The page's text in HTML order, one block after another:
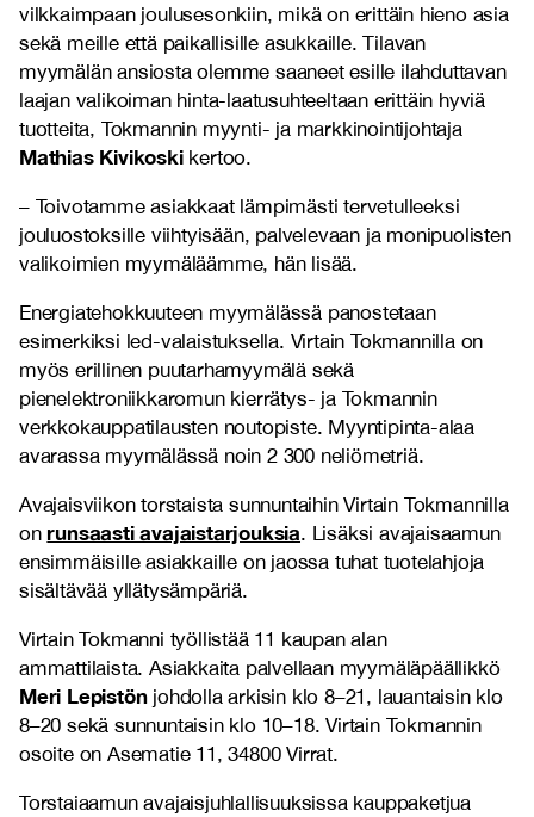
vilkkaimpaan joulusesonkiin, mikä on erittäin hieno asia
sekä meille että paikallisille asukkaille. Tilavan
myymälän ansiosta olemme saaneet esille ilahduttavan
laajan valikoiman hinta-laatusuhteeltaan erittäin hyviä
tuotteita, Tokmannin myynti- ja markkinointijohtaja
Mathias Kivikoskikertoo.
– Toivotamme asiakkaat lämpimästi tervetulleeksi
jouluostoksille viihtyisään, palvelevaan ja monipuolisten
valikoimien myymäläämme, hän lisää.
Energiatehokkuuteen myymälässä panostetaan
esimerkiksi led-valaistuksella. Virtain Tokmannilla on
myös erillinen puutarhamyymälä sekä
pienelektroniikkaromun kierrätys- ja Tokmannin
verkkokauppatilausten noutopiste. Myyntipinta-alaa
avarassa myymälässä noin 2 300 neliömetriä.
Avajaisviikon torstaista sunnuntaihin Virtain Tokmannilla
on runsaasti avajaistarjouksia. Lisäksi avajaisaamun
ensimmäisille asiakkaille on jaossa tuhat tuotelahjoja
sisältävää yllätysämpäriä.
Virtain Tokmanni työllistää 11 kaupan alan
ammattilaista. Asiakkaita palvellaan myymäläpäällikkö
Meri Lepistönjohdolla arkisin klo 8–21, lauantaisin klo
8–20 sekä sunnuntaisin klo 10–18. Virtain Tokmannin
osoite on Asematie 11, 34800 Virrat.
Torstaiaamun avajaisjuhlallisuuksissa kauppaketjua